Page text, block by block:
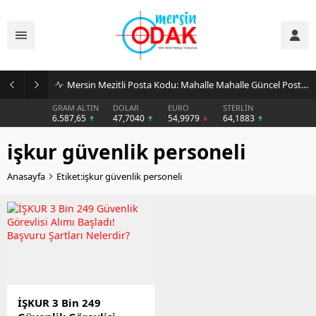
Mersin Mezitli Posta Kodu: Mahalle Mahalle Güncel Posta Kodu Rehberi
GRAM ALTIN
6.587,65
DOLAR
47,7040
EURO
54,9979
STERLİN
64,1883
işkur güvenlik personeli
Anasayfa Etiket:işkur güvenlik personeli
İŞKUR 3 Bin 249